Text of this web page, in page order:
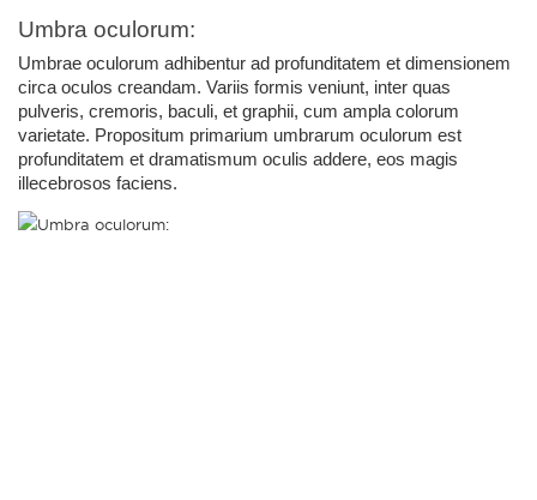
Umbra oculorum:
Umbrae oculorum adhibentur ad profunditatem et dimensionem
circa oculos creandam. Variis formis veniunt, inter quas
pulveris, cremoris, baculi, et graphii, cum ampla colorum
varietate. Propositum primarium umbrarum oculorum est
profunditatem et dramatismum oculis addere, eos magis
illecebrosos faciens.